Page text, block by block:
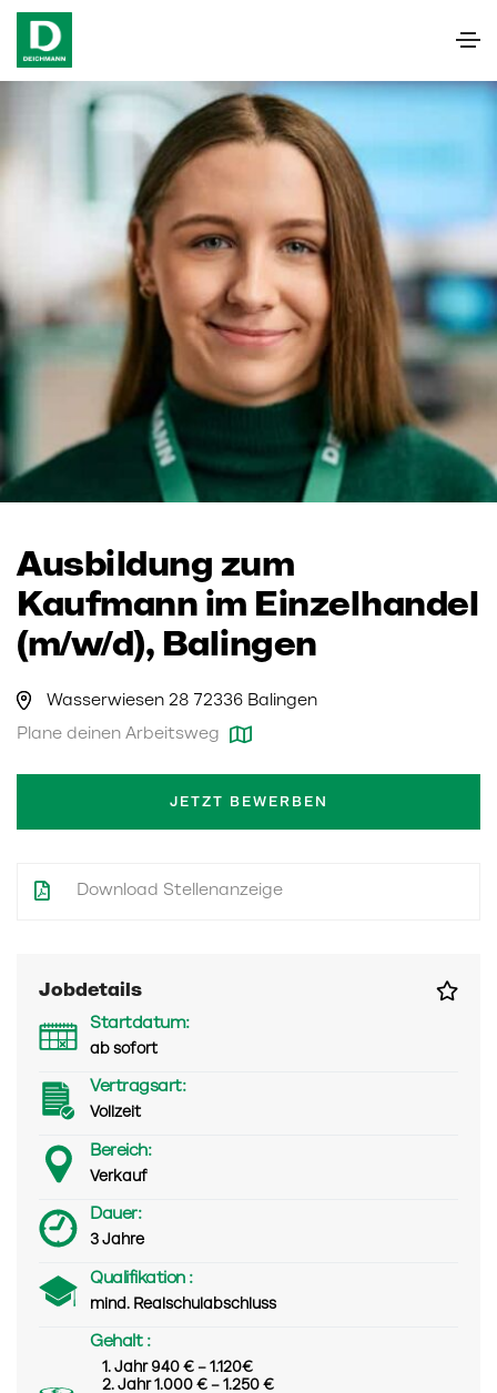
Ausbildung zum
Kaufmann im Einzelhandel
(m/w/d), Balingen
Wasserwiesen 28 72336 Balingen
Plane deinen Arbeitsweg
JETZT BEWERBEN
Download Stellenanzeige
Jobdetails
Startdatum:
ab sofort
Vertragsart:
Vollzeit
Bereich:
Verkauf
Dauer:
3 Jahre
Qualifikation :
mind. Realschulabschluss
Gehalt :
1. Jahr 940 € – 1.120€
2. Jahr 1.000 € – 1.250 €